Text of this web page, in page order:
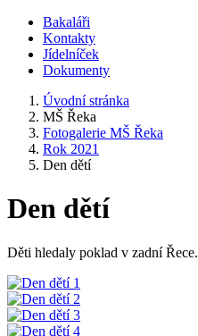
Bakaláři
Kontakty
Jídelníček
Dokumenty
Úvodní stránka
MŠ Řeka
Fotogalerie MŠ Řeka
Rok 2021
Den dětí
Den dětí
Děti hledaly poklad v zadní Řece.